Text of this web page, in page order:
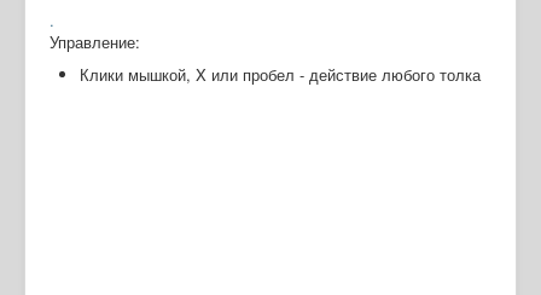
.
Управление:
Клики мышкой, X или пробел - действие любого толка